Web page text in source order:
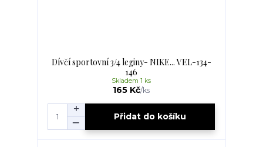
Dívčí sportovní 3/4 leginy- NIKE... VEL-134-
146
165 Kč/ks
Skladem 1 ks
Přidat do košíku